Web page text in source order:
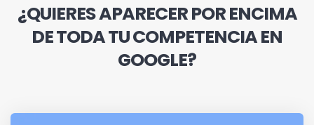
¿QUIERES APARECER POR ENCIMA
DE TODA TU COMPETENCIA EN
GOOGLE?